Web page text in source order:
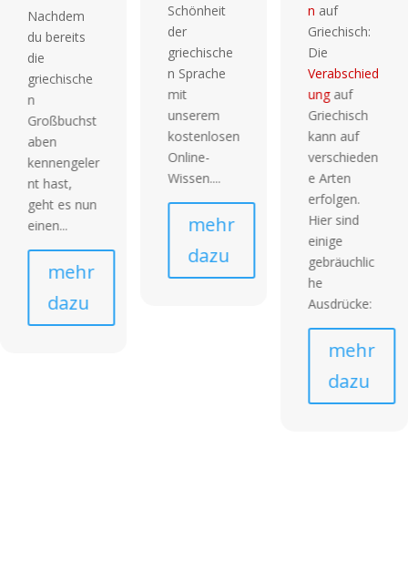
Schönheit
der
n Sprache
unserem
kostenlosen
Online-
Wissen....
dazu
nauf
Die
Verabschied
Griechisch
kann auf
verschieden
e Arten
erfolgen.
Hier sind
gebräuchlic
he
Beim
Griechisch
das
Alphabet
der erste
echte
Meilenstein.
Besonders
die...
mehr